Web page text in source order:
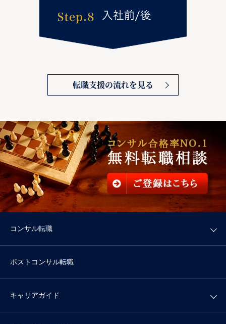
転職支援の流れを見る
コンサル転職
ポストコンサル転職
キャリアガイド